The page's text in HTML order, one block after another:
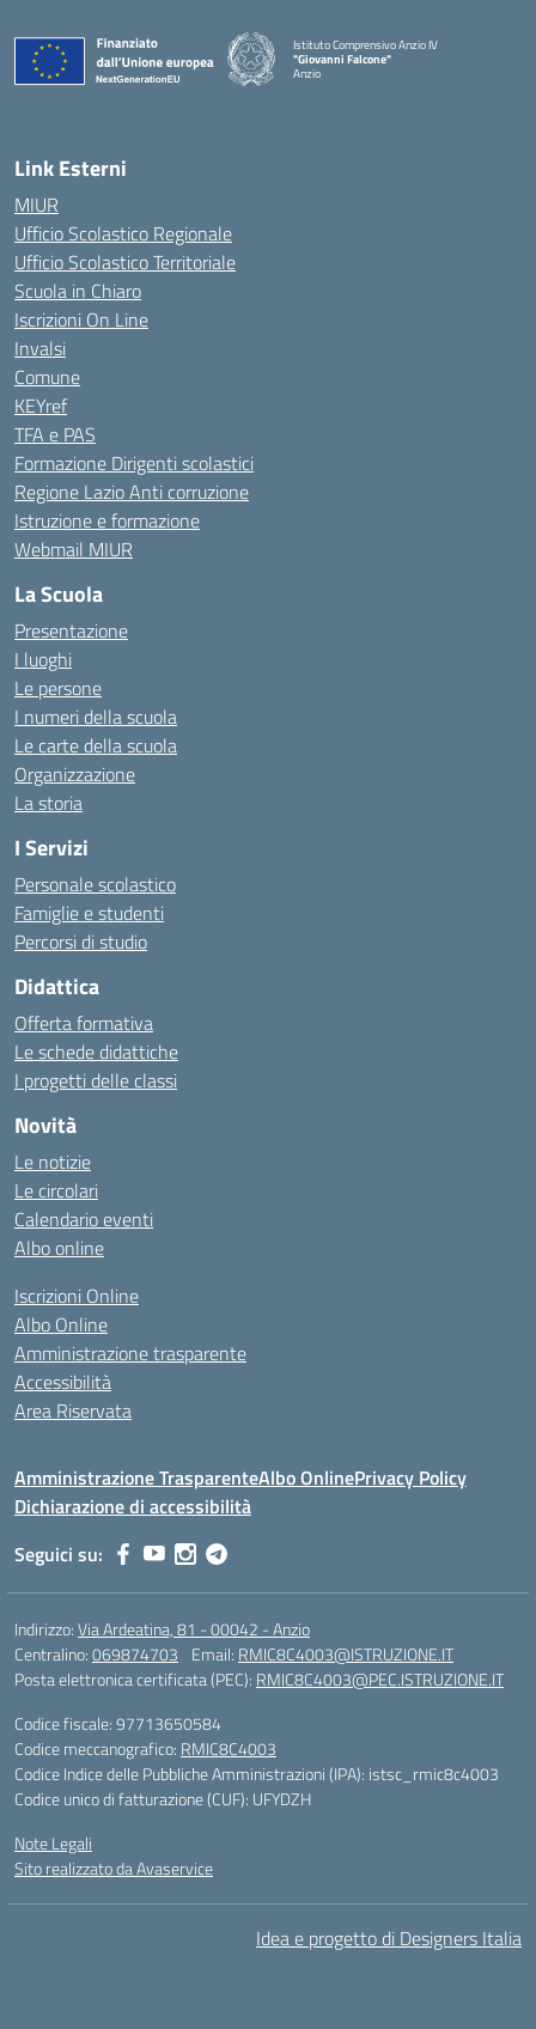
Istituto Comprensivo Anzio IV
"Giovanni Falcone"
Anzio
Link Esterni
MIUR
Ufficio Scolastico Regionale
Ufficio Scolastico Territoriale
Scuola in Chiaro
Iscrizioni On Line
Invalsi
Comune
KEYref
TFA e PAS
Formazione Dirigenti scolastici
Regione Lazio Anti corruzione
Istruzione e formazione
Webmail MIUR
La Scuola
Presentazione
I luoghi
Le persone
I numeri della scuola
Le carte della scuola
Organizzazione
La storia
I Servizi
Personale scolastico
Famiglie e studenti
Percorsi di studio
Didattica
Offerta formativa
Le schede didattiche
I progetti delle classi
Novità
Le notizie
Le circolari
Calendario eventi
Albo online
Iscrizioni Online
Albo Online
Amministrazione trasparente
Accessibilità
Area Riservata
Amministrazione TrasparenteAlbo OnlinePrivacy Policy
Dichiarazione di accessibilità
Seguici su:
Indirizzo:Via Ardeatina, 81 - 00042 - Anzio
Centralino:069874703 Email: RMIC8C4003@ISTRUZIONE.IT
Posta elettronica certificata (PEC): RMIC8C4003@PEC.ISTRUZIONE.IT
Codice fiscale: 97713650584
Codice meccanografico: RMIC8C4003
Codice Indice delle Pubbliche Amministrazioni (IPA): istsc_rmic8c4003
Codice unico di fatturazione (CUF): UFYDZH
Note Legali
Sito realizzato da Avaservice
Idea e progetto di Designers Italia